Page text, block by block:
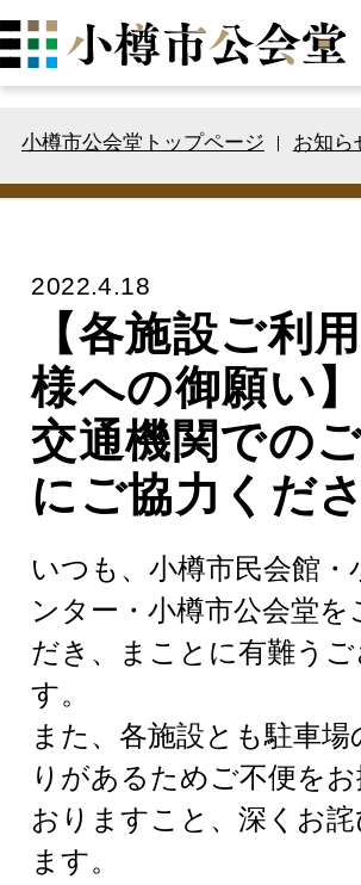
小樽市公会堂トップページ お知ら
2022.4.18
【各施設ご利
様への御願い
交通機関での
にご協力くだ
いつも、小樽市民会館・
ンター・小樽市公会堂を
だき、まことに有難うご
す。
また、各施設とも駐車場
りがあるためご不便を
おりますこと、深くお
ます。